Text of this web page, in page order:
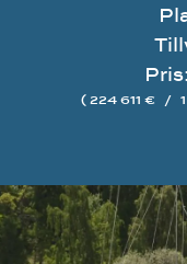
( 224 611 € /